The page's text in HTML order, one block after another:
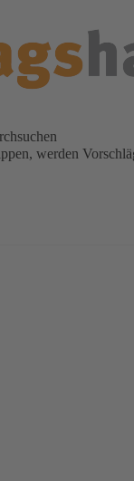
werden